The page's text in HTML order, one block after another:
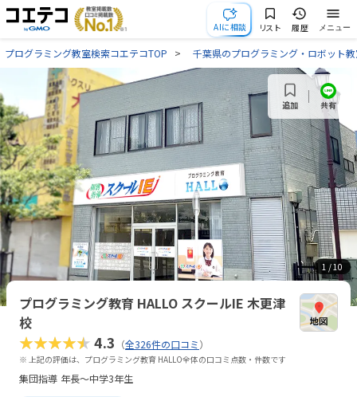
AIに相談 リスト 履歴 メニュー
プログラミング教室検索コエテコTOP 千葉県のプログラミング・ロボット
1 / 10
追加 共有
プログラミング教育 HALLO スクールIE 木更津
校
★★★★★4.3 （全326件の口コミ）
※ 上記の評価は、プログラミング教育 HALLO全体の口コミ点数・件数です
集団指導 年長～中学3年生